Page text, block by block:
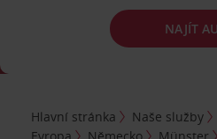
NAJÍT
Hlavní stránka Naše služby
Evropa
Německo
Münster